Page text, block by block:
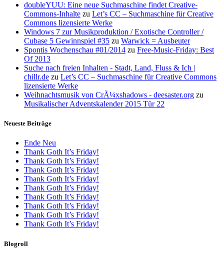
doubleYUU: Eine neue Suchmaschine findet Creative-
Commons-Inhalte zu Let’s CC – Suchmaschine für Creative
Commons lizensierte Werke
Windows 7 zur Musikproduktion / Exotische Controller /
Cubase 5 Gewinnspiel #35 zu Warwick = Ausbeuter
Spontis Wochenschau #01/2014 zu Free-Music-Friday: Best
Of 2013
Suche nach freien Inhalten - Stadt, Land, Fluss & Ich |
chillr.de zu Let’s CC – Suchmaschine für Creative Commons
lizensierte Werke
Weihnachtsmusik von CrÃ¼xshadows - deesaster.org zu
Musikalischer Adventskalender 2015 Tür 22
Neueste Beiträge
Ende Neu
Thank Goth It’s Friday!
Thank Goth It’s Friday!
Thank Goth It’s Friday!
Thank Goth It’s Friday!
Thank Goth It’s Friday!
Thank Goth It’s Friday!
Thank Goth It’s Friday!
Thank Goth It’s Friday!
Thank Goth It’s Friday!
Blogroll